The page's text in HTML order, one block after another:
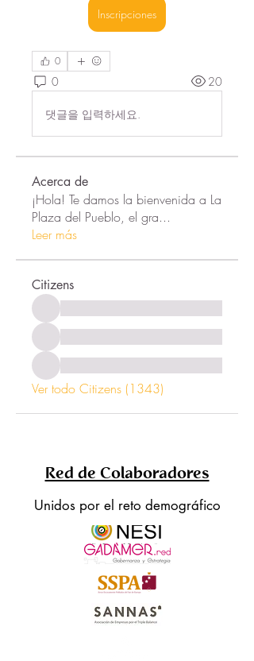
Inscripciones
0
0 20
댓글을 입력하세요.
Acerca de
¡Hola! Te damos la bienvenida a La
Plaza del Pueblo, el gra...
Leer más
Citizens
Ver todo Citizens (1343)
Red de Colaboradores
Unidos por el reto demográfico